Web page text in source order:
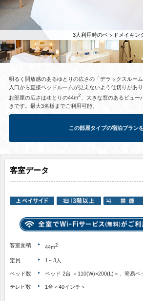
3人利用時のベッドメイキン
明るく開放感のあるゆとりの広さの「デラックスルーム
入口から直接ベッドルームが見えないよう仕切りがあ
お部屋の広さはゆとりの44m2
、大きな窓のあるビュ
きです。最大3名様までご利用可能。
この部屋タイプの宿泊プラン
客室データ
客室面積 44m2
定員 1～3人
ベッド数 ベッド 2台 ＜110(W)×200(L)＞、簡易ベ
テレビ数 1台＜40インチ＞